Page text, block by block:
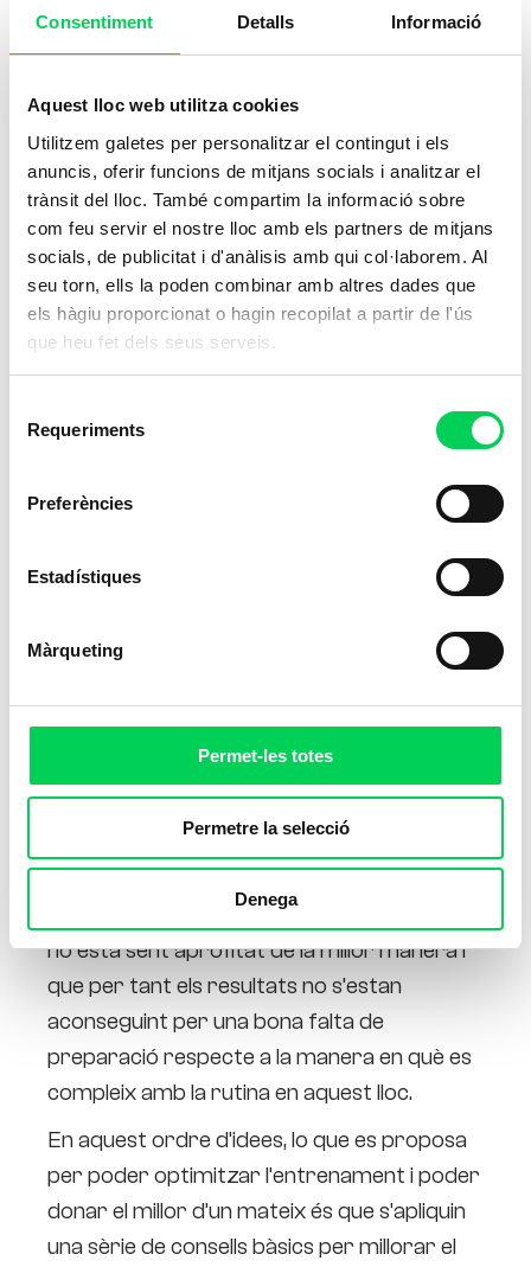
Consentiment Detalls Informació
Aquest lloc web utilitza cookies
Utilitzem galetes per personalitzar el contingut i els
anuncis, oferir funcions de mitjans socials i analitzar el
trànsit del lloc. També compartim la informació sobre
com feu servir el nostre lloc amb els partners de mitjans
socials, de publicitat i d'anàlisis amb qui col·laborem. Al
seu torn, ells la poden combinar amb altres dades que
els hàgiu proporcionat o hagin recopilat a partir de l'ús
que heu fet dels seus serveis.
Requeriments
Preferències
Estadístiques
Màrqueting
Permet-les totes
Permetre la selecció
Denega
Són molts els motius que poden fer pensar
a una persona que el seu temps en el gimnàs
no està sent aprofitat de la millor manera i
que per tant els resultats no s’estan
aconseguint per una bona falta de
preparació respecte a la manera en què es
compleix amb la rutina en aquest lloc.
En aquest ordre d’idees, lo que es proposa
per poder optimitzar l’entrenament i poder
donar el millor d’un mateix és que s’apliquin
una sèrie de consells bàsics per millorar el